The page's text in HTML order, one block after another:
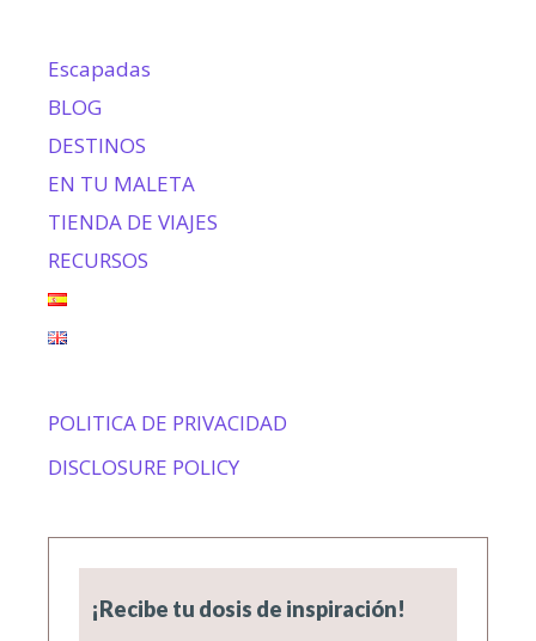
Escapadas
BLOG
DESTINOS
EN TU MALETA
TIENDA DE VIAJES
RECURSOS
POLITICA DE PRIVACIDAD
DISCLOSURE POLICY
¡Recibe tu dosis de inspiración!